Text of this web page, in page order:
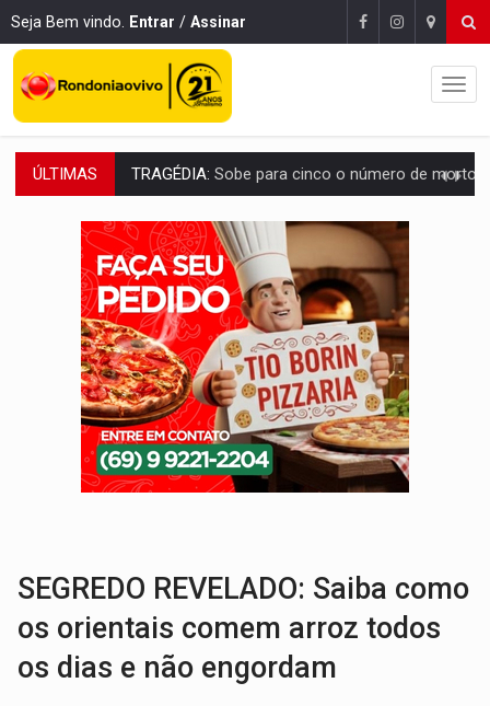
Seja Bem vindo. Entrar / Assinar
ÚLTIMAS TRANSPORTE DE ARROZ:MPF assegura cumprimento da legislação sobre transporte
DEEPFAKE:Sancionada lei contra violência sexual infantil na
COLEGIADO:Brasil e Rússia discutem energia nuclear, defesa e
URGENTE:Colisão entre caminhão e carro deixa quatro mortos e um em
ENCONTRO: Amazônia Negra ganha projeção nacional com participação de
PREVISÃO:Porto Velho tem chances de chuvas isoladas nesta
SINDICATOS UNIDOS:Assembleia Geral delibera greve da educação
PROCESSO SELETIVO:Rondoniaovivo abre oficina de Comunicação com
SEGREDO REVELADO: Saiba como
os orientais comem arroz todos
os dias e não engordam